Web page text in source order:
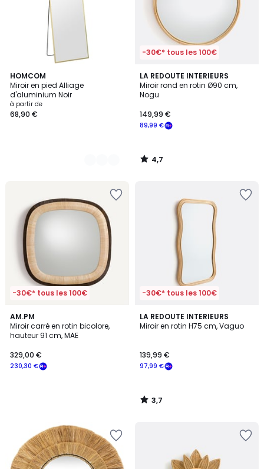
HOMCOM
Miroir en pied Alliage
d'aluminium Noir
à partir de
68,90 €
2
Couleurs
-30€* tous les 100€
LA REDOUTE INTERIEURS
Miroir rond en rotin Ø90 cm,
Nogu
89,99 €
149,99 €
4,7
/ 5
4,7
/
-30€* tous les 100€
AM.PM
Miroir carré en rotin bicolore,
hauteur 91 cm, MAE
230,30 €
329,00 €
-30€* tous les 100€
LA REDOUTE INTERIEURS
Miroir en rotin H75 cm, Vaguo
97,99 €
139,99 €
3,7
/ 5
3,7
/